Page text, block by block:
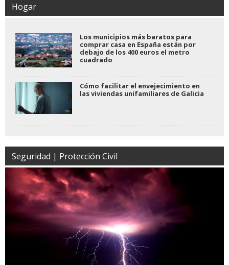
Hogar
Los municipios más baratos para
comprar casa en España están por
debajo de los 400 euros el metro
cuadrado
Cómo facilitar el envejecimiento en
las viviendas unifamiliares de Galicia
Seguridad | Protección Civil